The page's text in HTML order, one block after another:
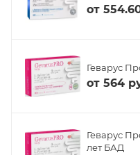
от
Геварус
от 564
Геварус
лет БАД